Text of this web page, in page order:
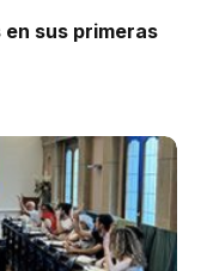
en sus primeras